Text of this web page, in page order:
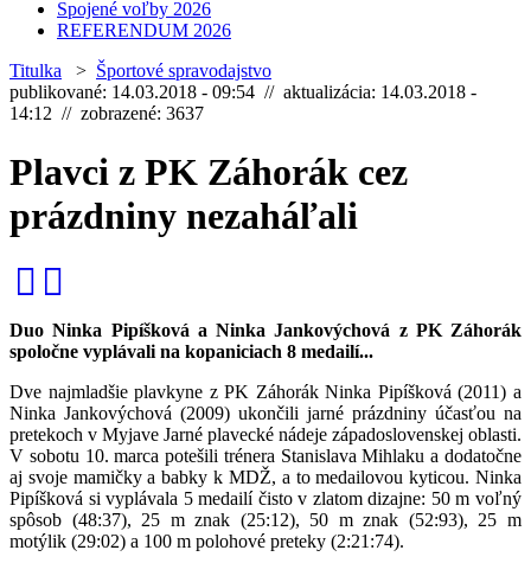
Spojené voľby 2026
REFERENDUM 2026
Titulka > Športové spravodajstvo
publikované: 14.03.2018 - 09:54 // aktualizácia: 14.03.2018 -
14:12 // zobrazené: 3637
Plavci z PK Záhorák cez
prázdniny nezaháľali
Duo Ninka Pipíšková a Ninka Jankovýchová z PK Záhorák
spoločne vyplávali na kopaniciach 8 medailí...
Dve najmladšie plavkyne z PK Záhorák Ninka Pipíšková (2011) a
Ninka Jankovýchová (2009) ukončili jarné prázdniny účasťou na
pretekoch v Myjave Jarné plavecké nádeje západoslovenskej oblasti.
V sobotu 10. marca potešili trénera Stanislava Mihlaku a dodatočne
aj svoje mamičky a babky k MDŽ, a to medailovou kyticou. Ninka
Pipíšková si vyplávala 5 medailí čisto v zlatom dizajne: 50 m voľný
spôsob (48:37), 25 m znak (25:12), 50 m znak (52:93), 25 m
motýlik (29:02) a 100 m polohové preteky (2:21:74).